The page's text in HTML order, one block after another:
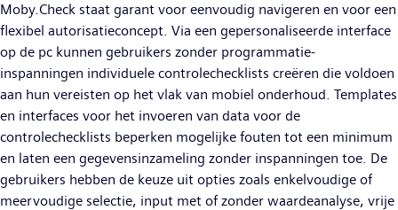
Moby.Check staat garant voor eenvoudig navigeren en voor een
flexibel autorisatieconcept. Via een gepersonaliseerde interface
op de pc kunnen gebruikers zonder programmatie-
inspanningen individuele controlechecklists creëren die voldoen
aan hun vereisten op het vlak van mobiel onderhoud. Templates
en interfaces voor het invoeren van data voor de
controlechecklists beperken mogelijke fouten tot een minimum
en laten een gegevensinzameling zonder inspanningen toe. De
gebruikers hebben de keuze uit opties zoals enkelvoudige of
meervoudige selectie, input met of zonder waardeanalyse, vrije